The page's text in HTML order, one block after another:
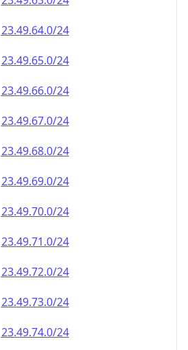
23.49.69.0/24
23.49.70.0/24
23.49.71.0/24
23.49.72.0/24
23.49.73.0/24
23.49.74.0/24
23.49.75.0/24
23.49.76.0/24
23.49.77.0/24
23.49.78.0/24
23.49.79.0/24
23.49.80.0/24